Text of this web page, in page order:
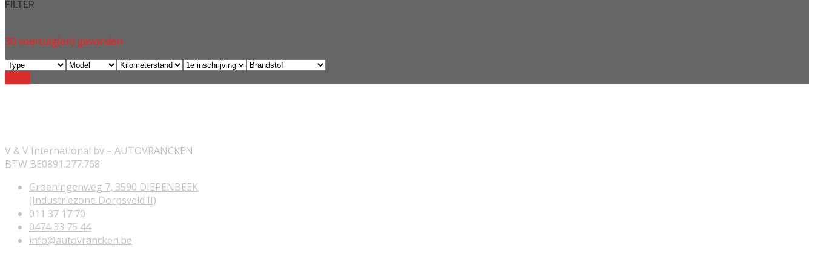
FILTER
30voertuig(en) gevonden
V & V International bv – AUTOVRANCKEN
BTW BE0891.277.768
Groeningenweg 7, 3590 DIEPENBEEK
(Industriezone Dorpsveld II)
011 37 17 70
0474 33 75 44
info@autovrancken.be